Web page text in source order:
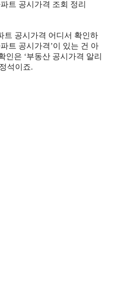
트 공시가격 어디서 확인하
트 공시가격’이 있는 건 아
인은 ‘부동산 공시가격 알리
석이죠.